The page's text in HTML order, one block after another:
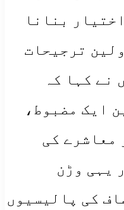
بنانا
ترجیحات
نے کہا کہ
ایک مضبوط،
معاشرے کی
یہی وڑن
کی پالیسیوں